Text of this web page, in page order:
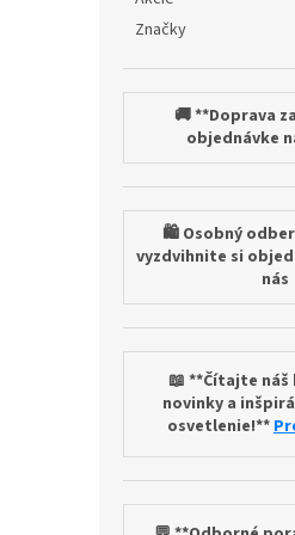
Značky
🚚 **Doprava
objednávke
🛍️ Osobný
vyzdvihnite si
nás
📖 **Čítajte
novinky a
osvetlenie!**